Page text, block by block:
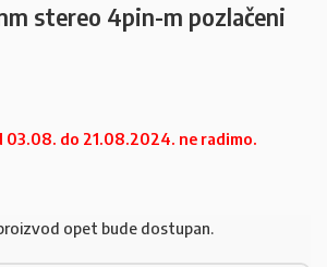
stereo 4pin-m pozlačeni
03.08. do 21.08.2024. ne radimo.
opet bude dostupan.